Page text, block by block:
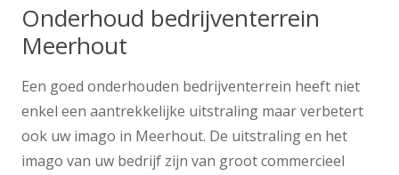
Onderhoud bedrijventerrein
Meerhout
Een goed onderhouden bedrijventerrein heeft niet
enkel een aantrekkelijke uitstraling maar verbetert
ook uw imago in Meerhout. De uitstraling en het
imago van uw bedrijf zijn van groot commercieel